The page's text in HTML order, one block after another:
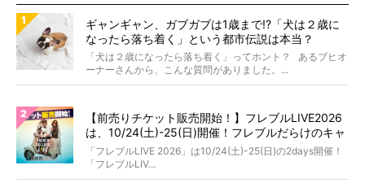
ギャンギャン、ガブガブは1歳まで!?「犬は２歳に
なったら落ち着く」という都市伝説は本当？
「犬は２歳になったら落ち着く」ってホント？ あるブヒオ
ーナーさんから、こんな質問がありました。...
【前売りチケット販売開始！】フレブルLIVE2026
は、10/24(土)-25(日)開催！フレブルだらけのキャ
ンプ・前夜祭・バスプランも新登場!?
「フレブルLIVE 2026」は10/24(土)-25(日)の2days開催！
「フレブルLIV...